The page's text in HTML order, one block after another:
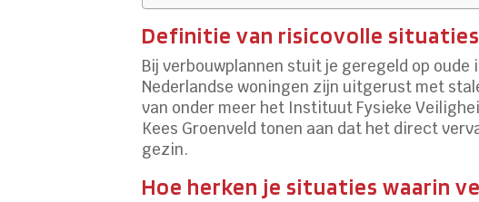
Definitie van risicovolle
Bij verbouwplannen stuit je geregeld op
Nederlandse woningen zijn uitgerust met
van onder meer het Instituut Fysieke
Kees Groenveld tonen aan dat het direct
gezin.
Hoe herken je situaties waarin